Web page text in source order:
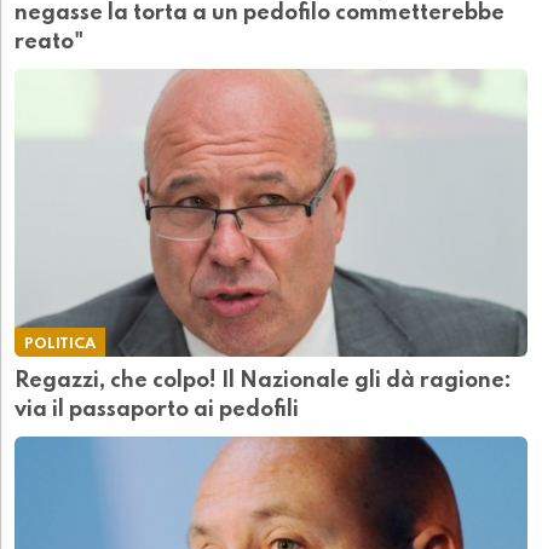
negasse la torta a un pedofilo commetterebbe
reato"
POLITICA
Regazzi, che colpo! Il Nazionale gli dà ragione:
via il passaporto ai pedofili